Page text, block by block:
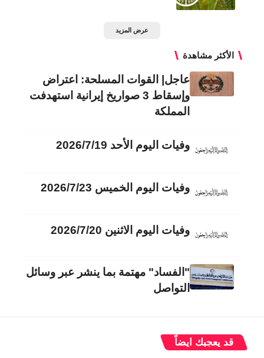
عرض المزيد
الأكثر مشاهدة
عاجل| القوات المسلحة: اعتراض
وإسقاط 3 صواريخ إيرانية استهدفت
المملكة
وفيات اليوم الأحد 2026/7/19
وفيات اليوم الخميس 2026/7/23
وفيات اليوم الاثنين 2026/7/20
"الفساد" مهتمة بما ينشر عبر وسائل
التواصل
قد يعجبك ايضاً